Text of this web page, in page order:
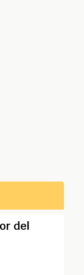
del